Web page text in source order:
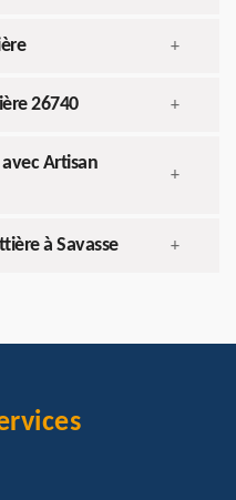
+
26740 +
Artisan
+
à Savasse +